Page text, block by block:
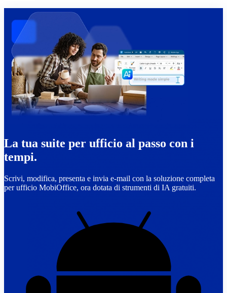
La tua suite per ufficio al passo con i
tempi.
Scrivi, modifica, presenta e invia e-mail con la soluzione completa
per ufficio MobiOffice, ora dotata di strumenti di IA gratuiti.